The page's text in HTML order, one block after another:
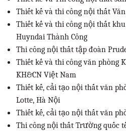
Thiết kế và thi công nội thất
Thiết kế và thi công nội thất
Huyndai Thành Công
Thi công nội thất tập đoàn
Thiết kế và thi công văn phòng
KH&CN Việt Nam
Thiết kế, cải tạo nội thất văn
Lotte, Hà Nội
Thiết kế, cải tạo nội thất văn
Thi công nội thất Trường quốc